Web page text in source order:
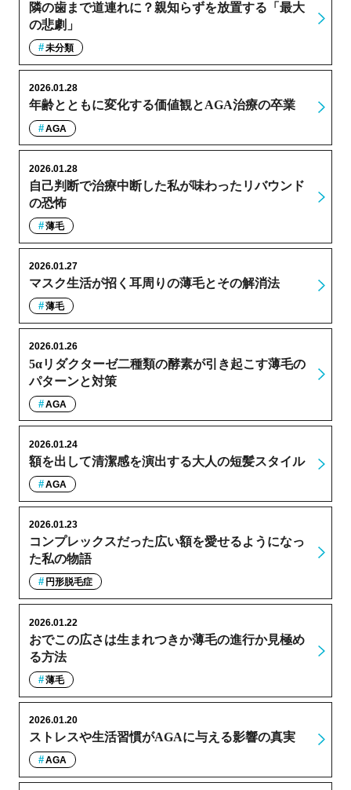
隣の歯まで道連れに？親知らずを放置する「最大
の悲劇」
未分類
年齢とともに変化する価値観とAGA治療の卒業
2026.01.28
AGA
自己判断で治療中断した私が味わったリバウンド
の恐怖
2026.01.28
薄毛
マスク生活が招く耳周りの薄毛とその解消法
2026.01.27
薄毛
5αリダクターゼ二種類の酵素が引き起こす薄毛の
パターンと対策
2026.01.26
AGA
額を出して清潔感を演出する大人の短髪スタイル
2026.01.24
AGA
コンプレックスだった広い額を愛せるようになっ
た私の物語
2026.01.23
円形脱毛症
おでこの広さは生まれつきか薄毛の進行か見極め
る方法
2026.01.22
薄毛
ストレスや生活習慣がAGAに与える影響の真実
2026.01.20
AGA